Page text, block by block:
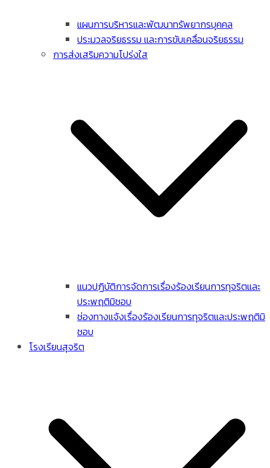
แผนการบริหารและพัฒนาทรัพยากรบุคคล
ประมวลจริยธรรม และการขับเคลื่อนจริยธรรม
การส่งเสริมความโปร่งใส
แนวปฏิบัติการจัดการเรื่องร้องเรียนการทุจริตและ
ประพฤติมิชอบ
ช่องทางแจ้งเรื่องร้องเรียนการทุจริตและประพฤติมิ
ชอบ
โรงเรียนสุจริต